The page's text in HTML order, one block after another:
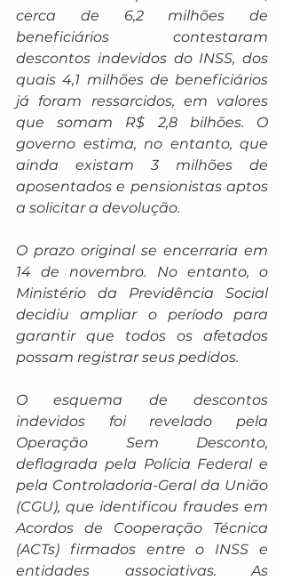
cerca de 6,2 milhões de
beneficiários contestaram
descontos indevidos do INSS, dos
quais 4,1 milhões de beneficiários
já foram ressarcidos, em valores
que somam R$ 2,8 bilhões. O
governo estima, no entanto, que
ainda existam 3 milhões de
aposentados e pensionistas aptos
a solicitar a devolução.
O prazo original se encerraria em
14 de novembro. No entanto, o
Ministério da Previdência Social
decidiu ampliar o período para
garantir que todos os afetados
possam registrar seus pedidos.
O esquema de descontos
indevidos foi revelado pela
Operação Sem Desconto,
deflagrada pela Polícia Federal e
pela Controladoria-Geral da União
(CGU), que identificou fraudes em
Acordos de Cooperação Técnica
(ACTs) firmados entre o INSS e
entidades associativas. As